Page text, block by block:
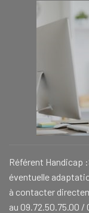
Référent Handicap
éventuelle
à contacter
au 09.72.50.75.00 /